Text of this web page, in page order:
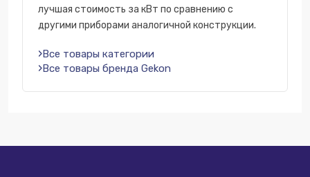
лучшая стоимость за кВт по сравнению с
другими приборами аналогичной конструкции.
Все товары категории
Все товары бренда Gekon